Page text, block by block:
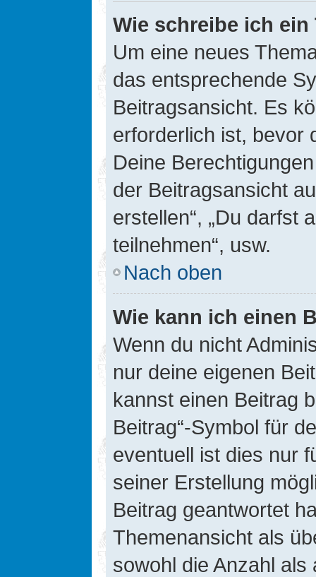
Wie schreibe ich ein
Um eine neues
das entsprechende
Beitragsansicht. Es
erforderlich ist, bevor
Deine
der Beitragsansicht
erstellen“, „Du darfst
teilnehmen“, usw.
Nach oben
Wie kann ich einen
Wenn du nicht
nur deine eigenen
kannst einen Beitrag
Beitrag“-Symbol für
eventuell ist dies nur
seiner Erstellung
Beitrag geantwortet
Themenansicht als
sowohl die Anzahl